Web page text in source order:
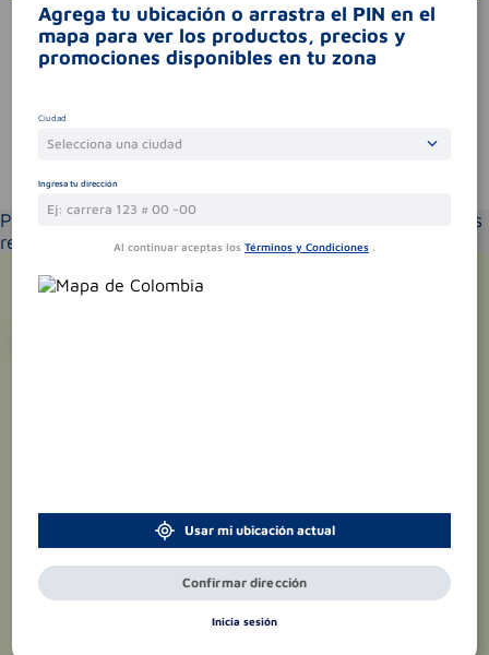
Por favor, inicie sesión para escribir un comentario
Sin comentarios.
Te puede interesar
Por favor selecciona tu ubicación y verás los productos
recomendados según la cobertura de entrega
Agrega tu ubicación o arrastra el PIN en el
mapa para ver los productos, precios y
promociones disponibles en tu zona
Ciudad
Selecciona una ciudad
Ingresa tu dirección
Al continuar aceptas los Términos y Condiciones .
Usar mi ubicación actual
Confirmar dirección
Inicia sesión